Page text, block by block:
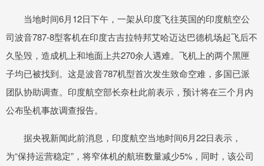
当地时间6月12日下午，一架从印度飞往英国的印度航空公
司波音787-8型客机在印度古吉拉特邦艾哈迈达巴德机场起飞后不
久坠毁，造成机上和地面上共270余人遇难。飞机上的两个黑匣
子均已被找到。这是波音787机型首次发生致命空难，多国已派
团队协助调查。印度航空部长奈杜此前表示，预计将在三个月内
公布坠机事故调查报告。
据央视新闻此前消息，印度航空当地时间6月22日表示，
为“保持运营稳定”，将窄体机的航班数量减少5%，同时，该公司